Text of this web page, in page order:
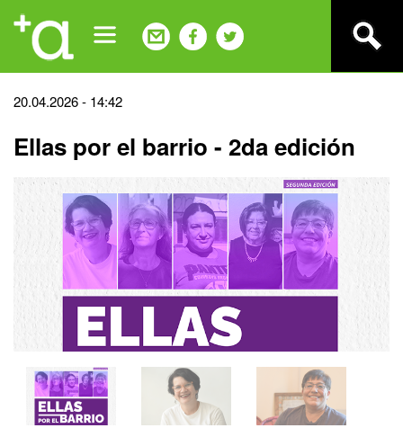
Jump
navigation
Back
top
20.04.2026 - 14:42
Ellas por el barrio - 2da edición